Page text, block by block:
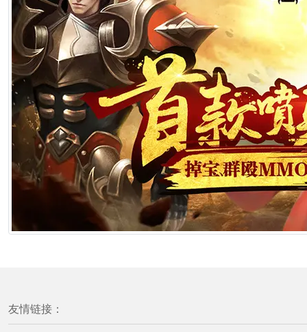
友情链接：